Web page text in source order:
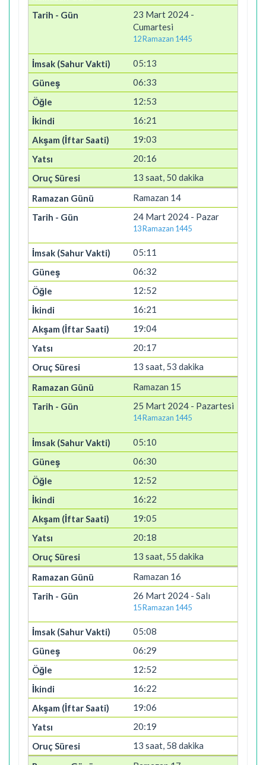
23 Mart 2024 -
Cumartesi
12 Ramazan 1445
05:13
06:33
12:53
16:21
19:03
20:16
13 saat, 50 dakika
Ramazan 14
24 Mart 2024 - Pazar
13 Ramazan 1445
05:11
06:32
12:52
16:21
19:04
20:17
13 saat, 53 dakika
Ramazan 15
25 Mart 2024 - Pazartesi
14 Ramazan 1445
05:10
06:30
12:52
16:22
19:05
20:18
13 saat, 55 dakika
Ramazan 16
26 Mart 2024 - Salı
15 Ramazan 1445
05:08
06:29
12:52
16:22
19:06
20:19
13 saat, 58 dakika